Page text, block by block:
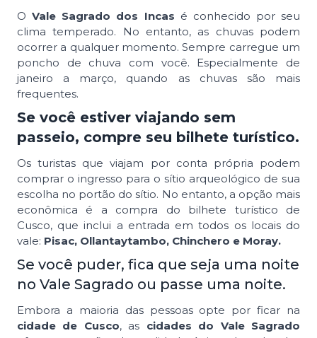
OVale Sagrado dos Incas é conhecido por seu
clima temperado. No entanto, as chuvas podem
ocorrer a qualquer momento. Sempre carregue um
poncho de chuva com você. Especialmente de
janeiro a março, quando as chuvas são mais
frequentes.
Se você estiver viajando sem
passeio, compre seu bilhete turístico.
Os turistas que viajam por conta própria podem
comprar o ingresso para o sítio arqueológico de sua
escolha no portão do sítio. No entanto, a opção mais
econômica é a compra do bilhete turístico de
Cusco, que inclui a entrada em todos os locais do
vale: Pisac, Ollantaytambo, Chinchero e Moray.
Se você puder, fica que seja uma noite
no Vale Sagrado ou passe uma noite.
Embora a maioria das pessoas opte por ficar na
cidade de Cusco, as cidades do Vale Sagrado